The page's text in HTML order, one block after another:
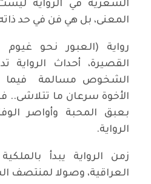
الشعرية في الرواية
المعنى، بل هي فن في حد
رواية (العبور نحو غيوم
القصيرة، أحداث الرواية
الشخوص مسالمة فيما
الأخوة سرعان ما تتلاشى..
بعبق المحبة وأواصر
الرواية.
زمن الرواية يبدأ
العراقية، وصولا لمنتصف